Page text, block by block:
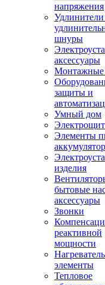
напряжения
шнуры
аксессуары
Монтажные
защиты и
Умный дом
Элементы
изделия
бытовые
аксессуары
Звонки
реактивной
мощности
элементы
Тепловое